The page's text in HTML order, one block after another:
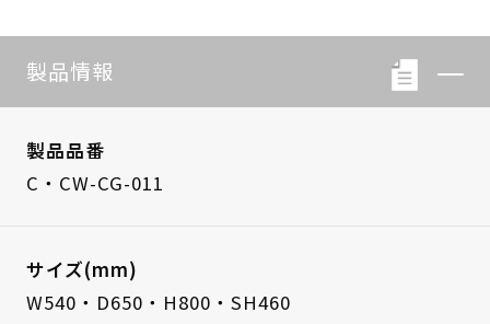
製品情報
製品品番
C・CW-CG-011
サイズ(mm)
W540・D650・H800・SH460